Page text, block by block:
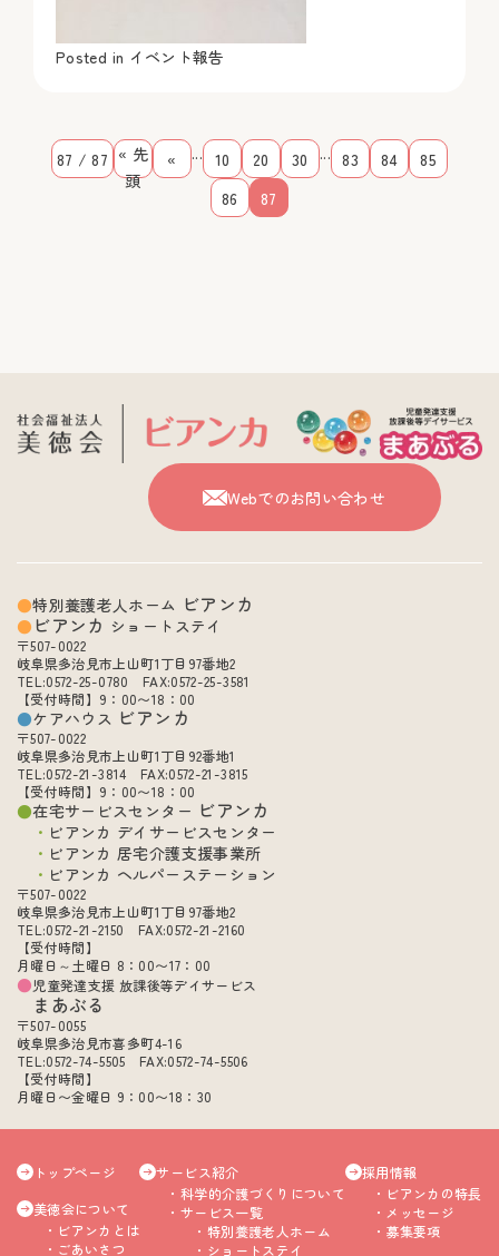
Posted in イベント報告
87 / 87 « 先
頭
« ... 10 20 30 ... 83 84
85
86
87
Webでのお問い合わせ
特別養護老人ホーム ビアンカ
ビアンカ ショートステイ
〒507-0022
岐阜県多治見市上山町1丁目97番地2
TEL:0572-25-0780 FAX:0572-25-3581
【受付時間】9：00〜18：00
ケアハウス ビアンカ
〒507-0022
岐阜県多治見市上山町1丁目92番地1
TEL:0572-21-3814 FAX:0572-21-3815
【受付時間】9：00〜18：00
在宅サービスセンター ビアンカ
ビアンカ デイサービスセンター
ビアンカ 居宅介護支援事業所
ビアンカ ヘルパーステーション
〒507-0022
岐阜県多治見市上山町1丁目97番地2
TEL:0572-21-2150 FAX:0572-21-2160
【受付時間】
月曜日～土曜日 8：00〜17：00
児童発達支援 放課後等デイサービス
まあぶる
〒507-0055
岐阜県多治見市喜多町4-16
TEL:0572-74-5505 FAX:0572-74-5506
【受付時間】
月曜日〜金曜日 9：00〜18：30
トップページ
美徳会について
ビアンカとは
ごあいさつ
サービス紹介
科学的介護づくりについて
サービス一覧
特別養護老人ホーム
ショートステイ
採用情報
ビアンカの特長
メッセージ
募集要項